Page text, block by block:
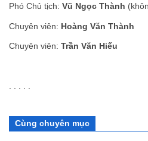
Phó Chủ tịch: Vũ Ngọc Thành
Chuyên viên: Hoàng Văn Thành
Chuyên viên: Trần Văn Hiếu
Cùng chuyên mục